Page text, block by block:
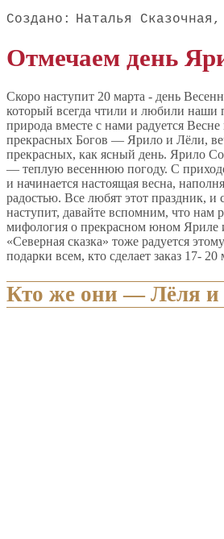
Наталья Сказочная
Отмечаем день
Скоро наступит 20 марта - день
который всегда чтили и любили наши
природа вместе с нами радуется
прекрасных Богов — Ярило и Лёли,
прекрасных, как ясный день. Ярило
— теплую весеннюю погоду. С
и начинается настоящая весна,
радостью. Все любят этот праздник, и
наступит, давайте вспомним, что нам
мифология о прекрасном юном Яриле
«Северная сказка» тоже радуется
подарки всем, кто сделает заказ 17- 20
Кто же они — Лёля и